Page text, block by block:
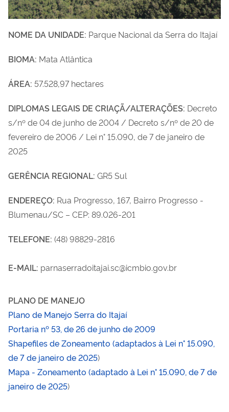
NOME DA UNIDADE: Parque Nacional da Serra do Itajaí
BIOMA: Mata Atlântica
ÁREA: 57.528,97 hectares
DIPLOMAS LEGAIS DE CRIAÇÃ/ALTERAÇÕES: Decreto
s/nº de 04 de junho de 2004 / Decreto s/nº de 20 de
fevereiro de 2006 / Lei n° 15.090, de 7 de janeiro de
2025
GERÊNCIA REGIONAL: GR5 Sul
ENDEREÇO: Rua Progresso, 167, Bairro Progresso -
Blumenau/SC – CEP: 89.026-201
TELEFONE: (48) 98829-2816
E-MAIL: parnaserradoitajai.sc@icmbio.gov.br
PLANO DE MANEJO
Plano de Manejo Serra do Itajaí
Portaria nº 53, de 26 de junho de 2009
Shapefiles de Zoneamento (adaptados à Lei n° 15.090,
de 7 de janeiro de 2025)
Mapa - Zoneamento (adaptado à Lei n° 15.090, de 7 de
janeiro de 2025)